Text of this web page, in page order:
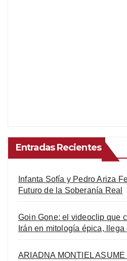
Entradas Recientes
Infanta Sofía y Pedro Ariza
Futuro de la Soberanía Real
Goin Gone: el videoclip que
Irán en mitología épica,
ARIADNA MONTIEL